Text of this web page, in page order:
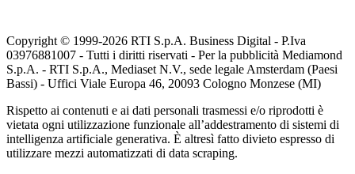
Copyright © 1999-2026 RTI S.p.A. Business Digital - P.Iva
03976881007 - Tutti i diritti riservati - Per la pubblicità Mediamond
S.p.A. - RTI S.p.A., Mediaset N.V., sede legale Amsterdam (Paesi
Bassi) - Uffici Viale Europa 46, 20093 Cologno Monzese (MI)
Rispetto ai contenuti e ai dati personali trasmessi e/o riprodotti è
vietata ogni utilizzazione funzionale all’addestramento di sistemi di
intelligenza artificiale generativa. È altresì fatto divieto espresso di
utilizzare mezzi automatizzati di data scraping.